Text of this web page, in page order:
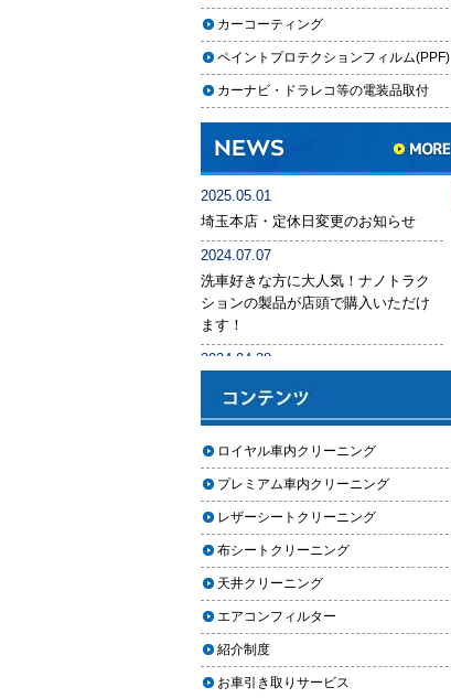
車内クリーニングは自分ででき
る？DIY清掃と業者依頼の違い・限
界を徹底解説
車内クリーニングで失敗する人の
共通点｜やってはいけない5つの判
断ミス
後悔しないために必ず確認すべき5
つのポイント
果を感じない人が見落としている3
つの原因
【2026年版】車内クリーニングは
自分でできる？プロに頼むべき境
界線と失敗例
い原因とは？タバコ・ペット・カ
ビ別の正しい対処法
【2026年版】車内クリーニングは
どこまでやるべき？目的別おすす
め内容と費用目安
【2026年版】車内クリーニングの
料金相場はいくら？内容別・業者
別に徹底比較
ヘッドライト黄ばみ取りの料金相
カーコーティング
ペイントプロテクションフィルム(PPF)
カーナビ・ドラレコ等の電装品取付
2025.05.01
埼玉本店・定休日変更のお知らせ
2024.07.07
洗車好きな方に大人気！ナノトラク
ションの製品が店頭で購入いただけ
ます！
2024.04.28
リース
2024年ゴールデンウィーク期間中の
営業予定（埼玉本店・東京足立店・
秋田能代店）
2024.03.23
埼玉のFMラジオ・NACK5で取り上げ
ていただきました
2024.03.22
埼玉本店が東京方面からこれまで以
上に利用しやすく
ロイヤル車内クリーニング
プレミアム車内クリーニング
レザーシートクリーニング
布シートクリーニング
天井クリーニング
エアコンフィルター
紹介制度
お車引き取りサービス